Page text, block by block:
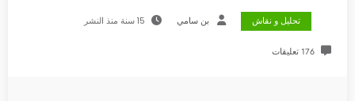
تحليل و نقاش بن سامي 15 سنة منذ النشر
176 تعليقات